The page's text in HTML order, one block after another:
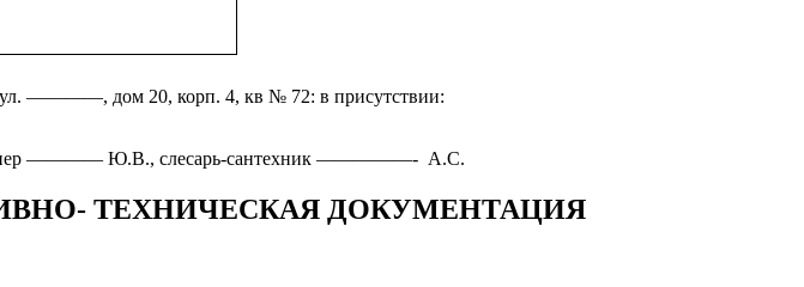
ул. ————, дом 20, корп. 4, кв № 72: в присутствии:
———— Ю.В., слесарь-сантехник —————- А.С.
ТЕХНИЧЕСКАЯ ДОКУМЕНТАЦИЯ